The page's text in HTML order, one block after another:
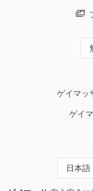
ゲイマッ
ゲイ
日本語